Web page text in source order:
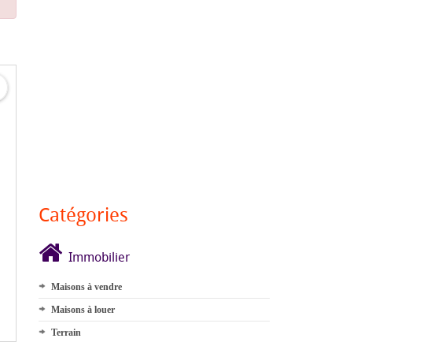
Catégories
Immobilier
Maisons à vendre
Maisons à louer
Terrain